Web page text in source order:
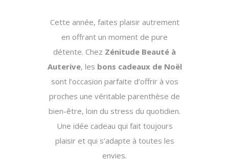
Cette année, faites plaisir autrement
en offrant un moment de pure
détente. Chez Zénitude Beauté à
Auterive, les bons cadeaux de Noël
sont l’occasion parfaite d’offrir à vos
proches une véritable parenthèse de
bien-être, loin du stress du quotidien.
Une idée cadeau qui fait toujours
plaisir et qui s’adapte à toutes les
envies.